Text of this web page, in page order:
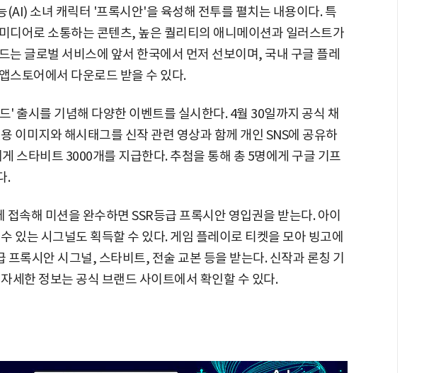
(AI) 소녀 캐릭터 '프록시안'을 육성해 전투를 펼치는 내용이다. 특
디어로 소통하는 콘텐츠, 높은 퀄리티의 애니메이션과 일러스트가
는 글로벌 서비스에 앞서 한국에서 먼저 선보이며, 국내 구글 플레
스토어에서 다운로드 받을 수 있다.
' 출시를 기념해 다양한 이벤트를 실시한다. 4월 30일까지 공식 채
이미지와 해시태그를 신작 관련 영상과 함께 개인 SNS에 공유하
스타비트 3000개를 지급한다. 추첨을 통해 총 5명에게 구글 기프
.
접속해 미션을 완수하면 SSR등급 프록시안 영입권을 받는다. 아이
있는 시그널도 획득할 수 있다. 게임 플레이로 티켓을 모아 빙고에
프록시안 시그널, 스타비트, 전술 교본 등을 받는다. 신작과 론칭 기
세한 정보는 공식 브랜드 사이트에서 확인할 수 있다.